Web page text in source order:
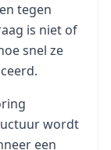
tegen
is niet of
snel ze
wordt
een